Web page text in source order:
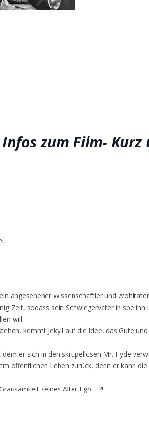
Infos zum Film- Kurz
angesehener Wissenschaftler und
Zeit, sodass sein Schwiegervater in spe
will.
kommt Jekyll auf die Idee, das Gute
er sich in den skrupellosen Mr. Hyde
öffentlichen Leben zurück, denn er kann
seines Alter Ego… ?!